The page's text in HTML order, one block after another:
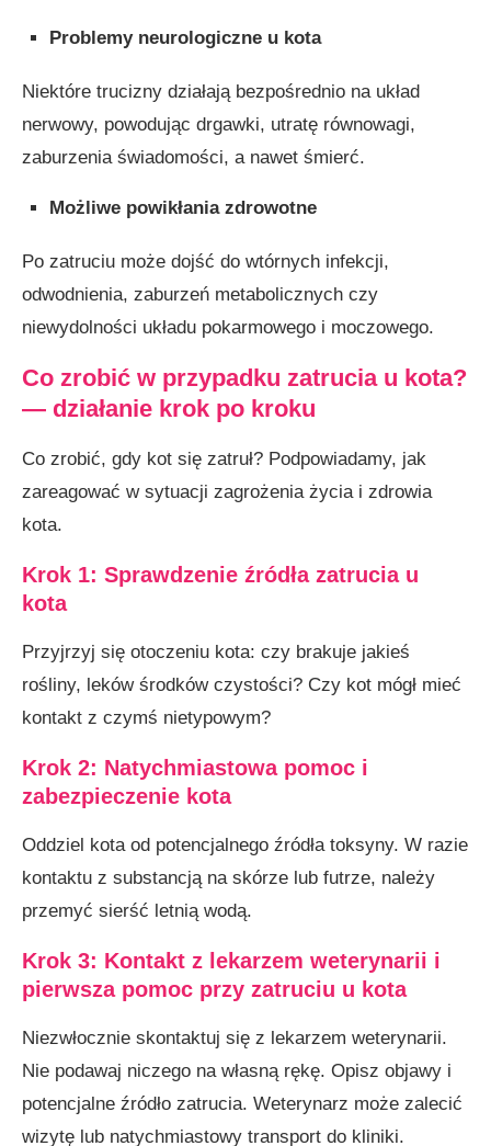
Problemy neurologiczne u kota
Niektóre trucizny działają bezpośrednio na układ
nerwowy, powodując drgawki, utratę równowagi,
zaburzenia świadomości, a nawet śmierć.
Możliwe powikłania zdrowotne
Po zatruciu może dojść do wtórnych infekcji,
odwodnienia, zaburzeń metabolicznych czy
niewydolności układu pokarmowego i moczowego.
Co zrobić w przypadku zatrucia u kota?
— działanie krok po kroku
Co zrobić, gdy kot się zatruł? Podpowiadamy, jak
zareagować w sytuacji zagrożenia życia i zdrowia
kota.
Krok 1: Sprawdzenie źródła zatruciau
kota
Przyjrzyj się otoczeniu kota: czy brakuje jakieś
rośliny, leków środków czystości? Czy kot mógł mieć
kontakt z czymś nietypowym?
Krok 2: Natychmiastowa pomoc i
zabezpieczenie kota
Oddziel kota od potencjalnego źródła toksyny. W razie
kontaktu z substancją na skórze lub futrze, należy
przemyć sierść letnią wodą.
Krok 3: Kontakt z lekarzem weterynarii i
pierwsza pomoc przy zatruciu u kota
Niezwłocznie skontaktuj się z lekarzem weterynarii.
Nie podawaj niczego na własną rękę. Opisz objawy i
potencjalne źródło zatrucia. Weterynarz może zalecić
wizytę lub natychmiastowy transport do kliniki.